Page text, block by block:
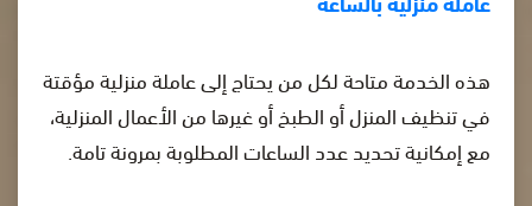
هذه الخدمة متاحة لكل من يحتاج إلى عاملة منزلية مؤقتة
في تنظيف المنزل أو الطبخ أو غيرها من الأعمال المنزلية،
مع إمكانية تحديد عدد الساعات المطلوبة بمرونة تامة.